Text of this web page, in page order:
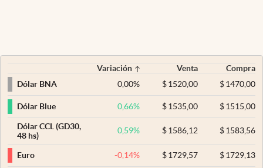
Variación Venta
Compra
Dólar BNA
0,00% $ 1520,00 $1470,00
Dólar Blue 0,66% $ 1535,00 $1515,00
Dólar CCL (GD30,
48 hs)
0,59% $ 1586,12 $1583,56
Euro -0,14% $ 1729,57 $1729,13